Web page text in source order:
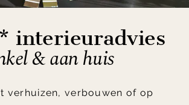
interieuradvies
& aan huis
verhuizen, verbouwen of op